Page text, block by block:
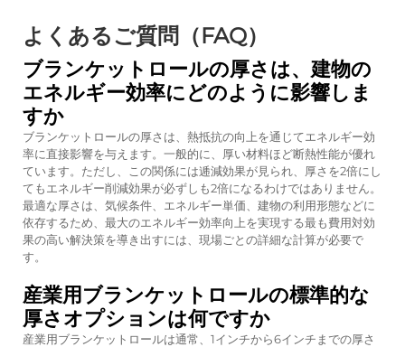
よくあるご質問（FAQ）
ブランケットロールの厚さは、建物の
エネルギー効率にどのように影響しま
すか
ブランケットロールの厚さは、熱抵抗の向上を通じてエネルギー効
率に直接影響を与えます。一般的に、厚い材料ほど断熱性能が優れ
ています。ただし、この関係には逓減効果が見られ、厚さを2倍にし
てもエネルギー削減効果が必ずしも2倍になるわけではありません。
最適な厚さは、気候条件、エネルギー単価、建物の利用形態などに
依存するため、最大のエネルギー効率向上を実現する最も費用対効
果の高い解決策を導き出すには、現場ごとの詳細な計算が必要で
す。
産業用ブランケットロールの標準的な
厚さオプションは何ですか
産業用ブランケットロールは通常、1インチから6インチまでの厚さ